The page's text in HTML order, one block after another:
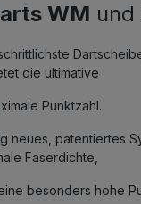
WM und
die ultimative
Punktzahl.
patentiertes
Faserdichte,
besonders hohe